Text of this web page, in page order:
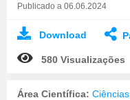
Publicado a 06.06.2024
Download
580 Visualizações
Área Científica: